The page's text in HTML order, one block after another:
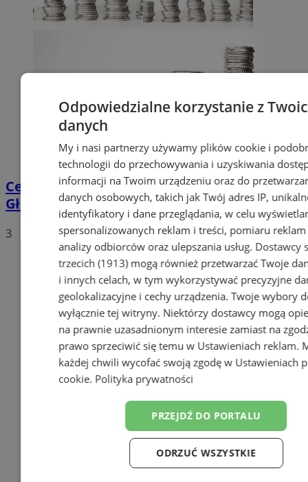
Centrum przesiadkowe przy Dworcu
Głównym w Orzeszu?
3
Odpowiedzialne korzystanie z
danych
My i nasi partnerzy używamy plików cookie i
technologii do przechowywania i uzyskiwania
informacji na Twoim urządzeniu oraz do
danych osobowych, takich jak Twój adres IP,
identyfikatory i dane przeglądania, w celu
spersonalizowanych reklam i treści, pomiaru
analizy odbiorców oraz ulepszania usług. Dostawcy
trzecich (1913)mogą również przetwarzać Twoje
i innych celach, w tym wykorzystywać precyzyjne
geolokalizacyjne i cechy urządzenia. Twoje wybory
wyłącznie tej witryny. Niektórzy dostawcy mogą
na prawnie uzasadnionym interesie zamiast na
prawo sprzeciwić się temu w Ustawieniach reklam.
każdej chwili wycofać swoją zgodę w Ustawieniach
cookie. Polityka prywatności
PRZEJDŹ DO PORTALU
ODRZUĆ WSZYSTKIE